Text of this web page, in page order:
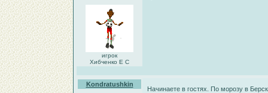
игрок
Хибченко Е С
Kondratushkin
Начинаете в гостях. По морозу в